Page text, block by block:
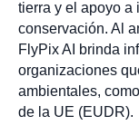
tierra y el apoyo a
conservación. Al
FlyPix AI brinda
organizaciones
ambientales,
de la UE (EUDR).